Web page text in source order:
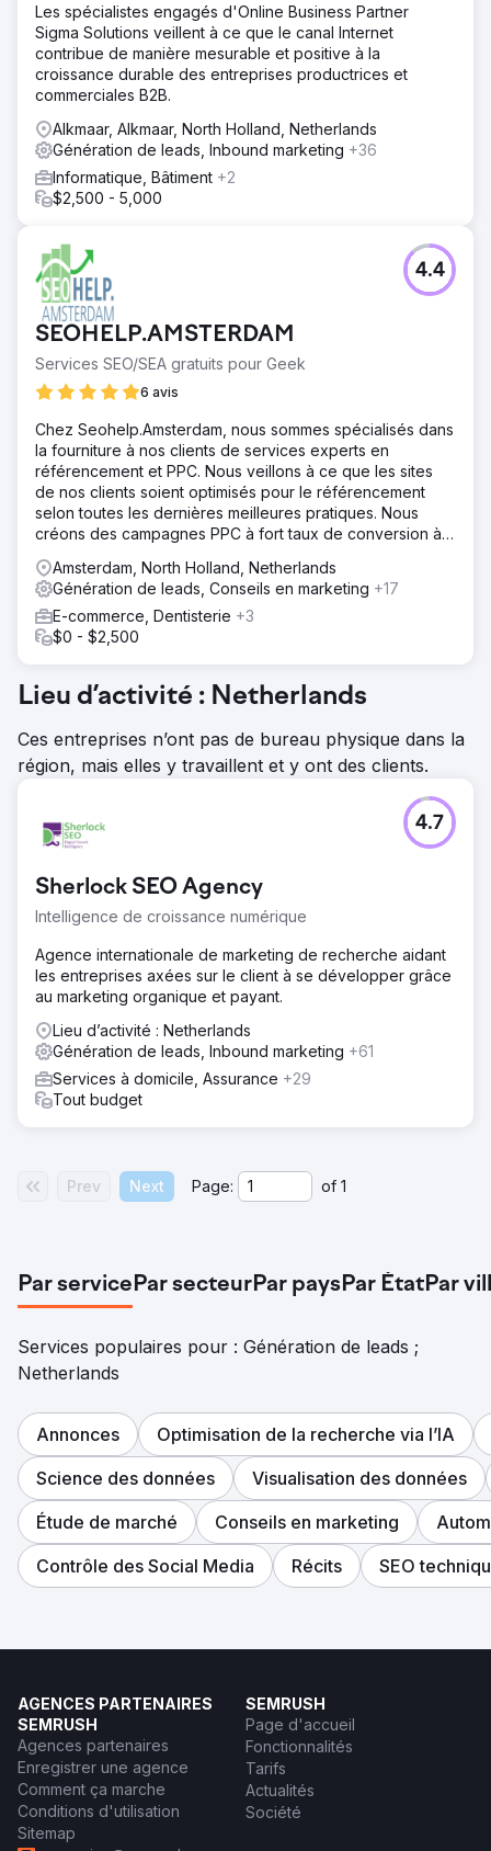
Les spécialistes engagés d'Online Business Partner
Sigma Solutions veillent à ce que le canal Internet
contribue de manière mesurable et positive à la
croissance durable des entreprises productrices et
commerciales B2B.
Alkmaar, Alkmaar, North Holland, Netherlands
Génération de leads, Inbound marketing +36
Informatique, Bâtiment +2
$2,500 - 5,000
SEOHELP.AMSTERDAM
Services SEO/SEA gratuits pour Geek
6 avis
4.4
Chez Seohelp.Amsterdam, nous sommes spécialisés dans
la fourniture à nos clients de services experts en
référencement et PPC. Nous veillons à ce que les sites
de nos clients soient optimisés pour le référencement
selon toutes les dernières meilleures pratiques. Nous
créons des campagnes PPC à fort taux de conversion à
Amsterdam, North Holland, Netherlands
Génération de leads, Conseils en marketing +17
E-commerce, Dentisterie +3
$0 - $2,500
Lieu d’activité : Netherlands
Ces entreprises n’ont pas de bureau physique dans la
région, mais elles y travaillent et y ont des clients.
Sherlock SEO Agency
Intelligence de croissance numérique
4.7
Agence internationale de marketing de recherche aidant
les entreprises axées sur le client à se développer grâce
au marketing organique et payant.
Lieu d’activité : Netherlands
Génération de leads, Inbound marketing +61
Services à domicile, Assurance +29
Tout budget
Prev Next Page: of 1
Par servicePar secteurPar paysPar ÉtatPar
Services populaires pour : Génération de leads ;
Netherlands
Annonces
Optimisation de la recherche via l’IA
Science des données
Visualisation des données
Étude de marché
Conseils en marketing
Contrôle des Social Media
Récits SEO
AGENCES PARTENAIRES
SEMRUSH
Agences partenaires
Enregistrer une agence
Comment ça marche
Conditions d'utilisation
Sitemap
SEMRUSH
Page d'accueil
Fonctionnalités
Tarifs
Actualités
Société